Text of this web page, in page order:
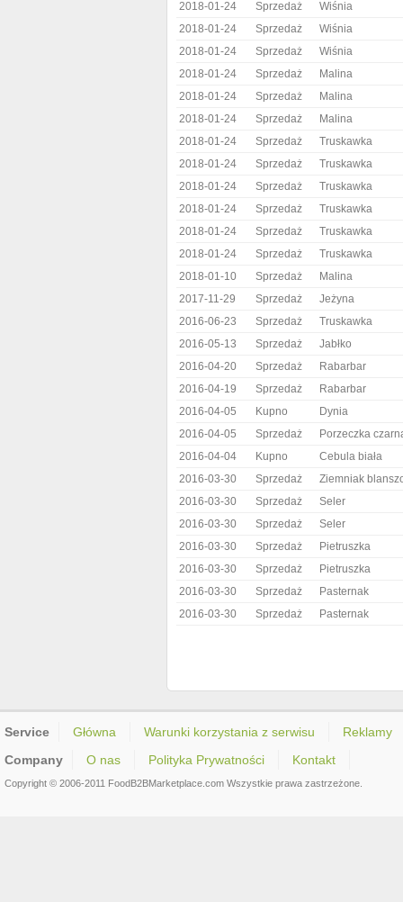
2018-01-24
Sprzedaż
Wiśnia
2018-01-24
Sprzedaż
Wiśnia
2018-01-24
Sprzedaż
Wiśnia
2018-01-24
Sprzedaż
Malina
2018-01-24
Sprzedaż
Malina
2018-01-24
Sprzedaż
Malina
2018-01-24
Sprzedaż
Truskawka
2018-01-24
Sprzedaż
Truskawka
2018-01-24
Sprzedaż
Truskawka
2018-01-24
Sprzedaż
Truskawka
2018-01-24
Sprzedaż
Truskawka
2018-01-24
Sprzedaż
Truskawka
2018-01-10
Sprzedaż
Malina
2017-11-29
Sprzedaż
Jeżyna
2016-06-23
Sprzedaż
Truskawka
2016-05-13
Sprzedaż
Jabłko
2016-04-20
Sprzedaż
Rabarbar
2016-04-19
Sprzedaż
Rabarbar
2016-04-05
Kupno
Dynia
2016-04-05
Sprzedaż
Porzeczka
2016-04-04
Kupno
Cebula biała
2016-03-30
Sprzedaż
Ziemniak
2016-03-30
Sprzedaż
Seler
2016-03-30
Sprzedaż
Seler
2016-03-30
Sprzedaż
Pietruszka
2016-03-30
Sprzedaż
Pietruszka
2016-03-30
Sprzedaż
Pasternak
2016-03-30
Sprzedaż Pasternak
Service Główna Warunki korzystania z serwisu
Reklamy
Company
O nas Polityka Prywatności Kontakt
Copyright © 2006-2011 FoodB2BMarketplace.com Wszystkie prawa zastrzeżone.